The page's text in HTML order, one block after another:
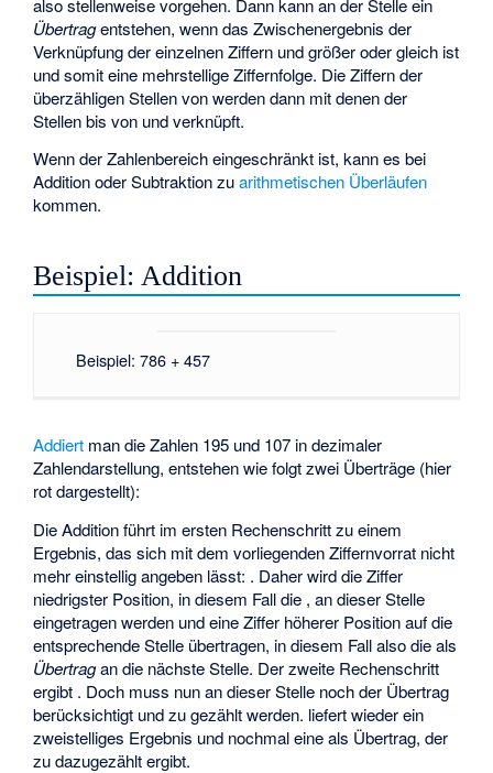
Übertragentstehen, wenn das Zwischenergebnisder
Verknüpfung der einzelnen Ziffern undgrößer oder gleich ist
und somit eine mehrstellige Ziffernfolge. Die Ziffern der
überzähligen Stellenvonwerden dann mit denen der
Stellenbisvon undverknüpft.
Wenn der Zahlenbereich eingeschränkt ist, kann es bei
Addition oder Subtraktion zuarithmetischen Überläufen
kommen.
Beispiel: Addition
Beispiel: 786 + 457
Addiert man die Zahlen 195 und 107 in dezimaler
Zahlendarstellung, entstehen wie folgt zwei Überträge (hier
rot dargestellt):
Die Addition führt im ersten Rechenschrittzu einem
Ergebnis, das sich mit dem vorliegenden Ziffernvorrat nicht
mehr einstellig angeben lässt: . Daher wird die Ziffer
niedrigster Position, in diesem Fall die , an dieser Stelle
eingetragen werden und eine Ziffer höherer Position auf die
entsprechende Stelle übertragen, in diesem Fall also dieals
Übertragan die nächste Stelle. Der zweite Rechenschritt
ergibt . Doch muss nun an dieser Stelle noch der Übertrag
berücksichtigt und zugezählt werden. liefert wieder ein
zweistelliges Ergebnis und nochmal eineals Übertrag, der
zudazugezähltergibt.